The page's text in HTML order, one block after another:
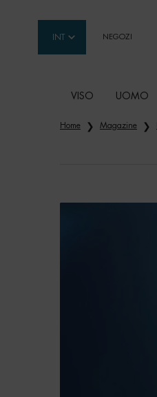
INT NEGOZI
VISO UOMO
Contenuto principale
Home Magazine